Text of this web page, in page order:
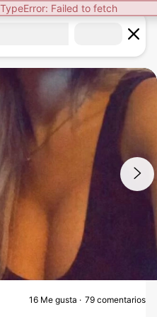
AUMENTO MAMARIO
16 Me gusta 79 comentarios